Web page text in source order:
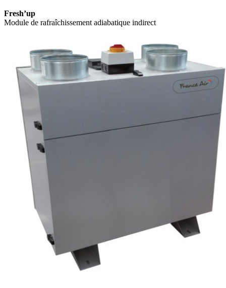
Fresh’up
Module de rafraîchissement adiabatique indirect